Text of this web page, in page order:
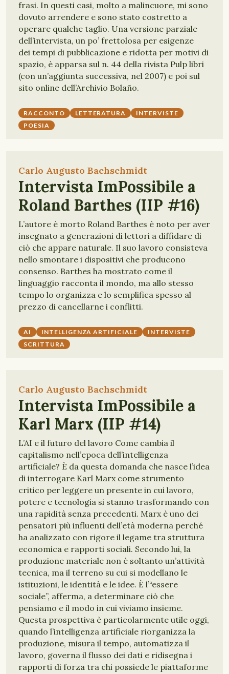
frasi. In questi casi, molto a malincuore, mi sono
dovuto arrendere e sono stato costretto a
operare qualche taglio. Una versione parziale
dell’intervista, un po’ frettolosa per esigenze
dei tempi di pubblicazione e ridotta per motivi di
spazio, è apparsa sul n. 44 della rivista Pulp libri
(con un’aggiunta successiva, nel 2007) e poi sul
sito online dell’Archivio Bolaño.
RACCONTO LETTERATURA
INTERVISTE
POESIA
Carlo Augusto Bachschmidt
Intervista ImPossibile a
Roland Barthes (IIP #16)
L’autore è morto Roland Barthes è noto per aver
insegnato a generazioni di lettori a diffidare di
ciò che appare naturale. Il suo lavoro consisteva
nello smontare i dispositivi che producono
consenso. Barthes ha mostrato come il
linguaggio racconta il mondo, ma allo stesso
tempo lo organizza e lo semplifica spesso al
prezzo di cancellarne i conflitti.
AI INTELLIGENZA ARTIFICIALE
INTERVISTE
SCRITTURA
Carlo Augusto Bachschmidt
Intervista ImPossibile a
Karl Marx (IIP #14)
L’AI e il futuro del lavoro Come cambia il
capitalismo nell’epoca dell’intelligenza
artificiale? È da questa domanda che nasce l’idea
di interrogare Karl Marx come strumento
critico per leggere un presente in cui lavoro,
potere e tecnologia si stanno trasformando con
una rapidità senza precedenti. Marx è uno dei
pensatori più influenti dell’età moderna perché
ha analizzato con rigore il legame tra struttura
economica e rapporti sociali. Secondo lui, la
produzione materiale non è soltanto un’attività
tecnica, ma il terreno su cui si modellano le
istituzioni, le identità e le idee. È l’“essere
sociale”, afferma, a determinare ciò che
pensiamo e il modo in cui viviamo insieme.
Questa prospettiva è particolarmente utile oggi,
quando l’intelligenza artificiale riorganizza la
produzione, misura il tempo, automatizza il
lavoro, governa il flusso dei dati e ridisegna i
rapporti di forza tra chi possiede le piattaforme